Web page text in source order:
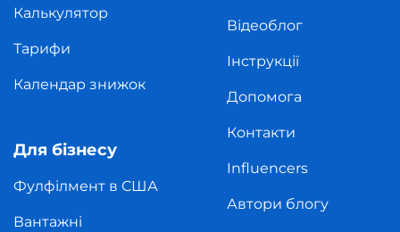
Калькулятор
Тарифи
Календар знижок
Для бізнесу
Фулфілмент в США
Вантажні
Відеоблог
Інструкції
Допомога
Контакти
Influencers
Автори блогу